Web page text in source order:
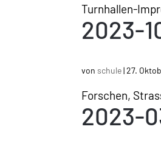
Turnhallen-
2023-
von schule|27.
Forschen,
2023-